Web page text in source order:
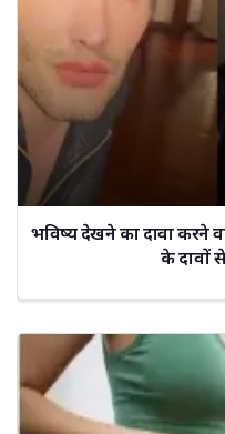
भविष्य देखने का दावा करने
के दावों